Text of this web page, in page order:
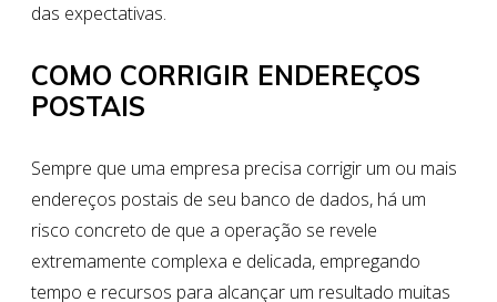
das expectativas.
COMO CORRIGIR ENDEREÇOS
POSTAIS
Sempre que uma empresa precisa corrigir um ou mais
endereços postais de seu banco de dados, há um
risco concreto de que a operação se revele
extremamente complexa e delicada, empregando
tempo e recursos para alcançar um resultado muitas